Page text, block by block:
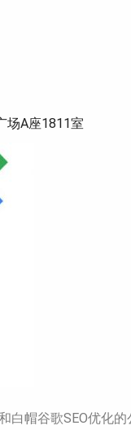
场A座1811室
白帽谷歌SEO优化